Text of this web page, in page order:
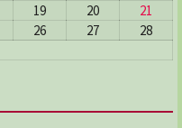
19 20
21
26 27
28